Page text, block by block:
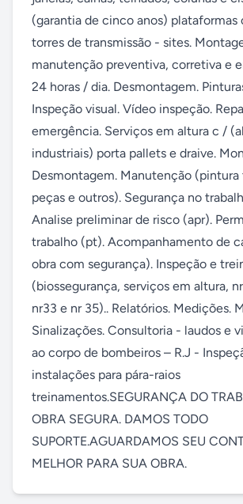
(garantia de cinco anos) plataformas
torres de transmissão - sites.
manutenção preventiva, corretiva e
24 horas / dia. Desmontagem.
Inspeção visual. Vídeo inspeção.
emergência. Serviços em altura c /
industriais) porta pallets e draive.
Desmontagem. Manutenção (pintura
peças e outros). Segurança no
Analise preliminar de risco (apr).
trabalho (pt). Acompanhamento de
obra com segurança). Inspeção e
(biossegurança, serviços em altura,
nr33 e nr 35).. Relatórios. Medições.
Sinalizações. Consultoria - laudos e
ao corpo de bombeiros – R.J -
instalações para pára-raios
treinamentos.SEGURANÇA DO
OBRA SEGURA. DAMOS TODO
SUPORTE.AGUARDAMOS SEU
MELHOR PARA SUA OBRA.